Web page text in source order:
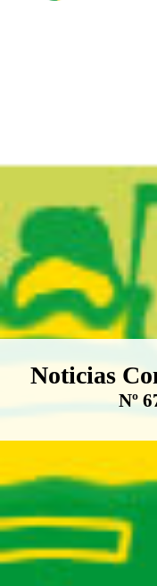
Boletín
Noticias
Nº